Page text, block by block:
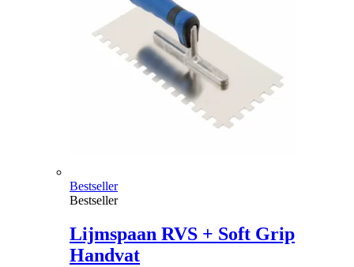
Bestseller
Bestseller
Lijmspaan RVS + Soft Grip
Handvat